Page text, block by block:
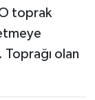
toprak
Toprağı olan